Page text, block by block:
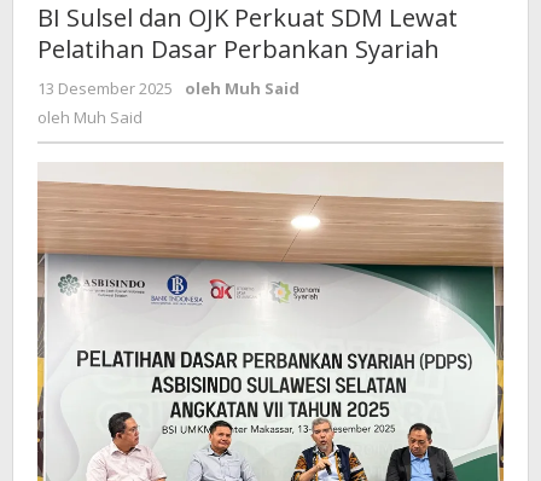
BI Sulsel dan OJK Perkuat SDM Lewat
Pelatihan Dasar Perbankan Syariah
13 Desember 2025 oleh Muh Said
oleh Muh Said